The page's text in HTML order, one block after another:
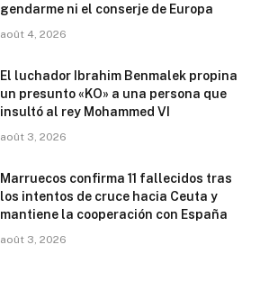
gendarme ni el conserje de Europa
août 4, 2026
El luchador Ibrahim Benmalek propina
un presunto «KO» a una persona que
insultó al rey Mohammed VI
août 3, 2026
Marruecos confirma 11 fallecidos tras
los intentos de cruce hacia Ceuta y
mantiene la cooperación con España
août 3, 2026